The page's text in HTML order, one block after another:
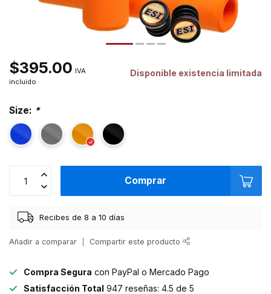
$395.00 IVA
incluido
Disponible existencia limitada
Size: *
Comprar
Recibes de 8 a 10 días
Añadir a comparar Compartir este producto
Compra Segura con PayPal o Mercado Pago
Satisfacción Total 947 reseñas: 4.5 de 5